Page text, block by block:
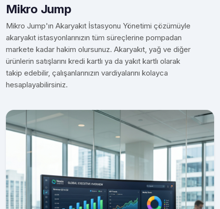
Mikro Jump
Mikro Jump'ın Akaryakıt İstasyonu Yönetimi çözümüyle
akaryakıt istasyonlarınızın tüm süreçlerine pompadan
markete kadar hakim olursunuz. Akaryakıt, yağ ve diğer
ürünlerin satışlarını kredi kartlı ya da yakıt kartlı olarak
takip edebilir, çalışanlarınızın vardiyalarını kolayca
hesaplayabilirsiniz.